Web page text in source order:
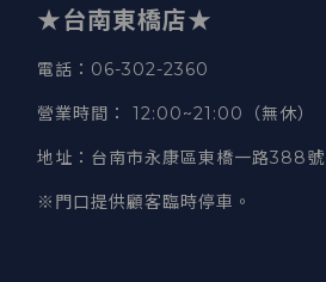
★台南東橋店★
電話 ：06-302-2360
營業時間 ： 12:00~21:00（無休）
地址 ：台南市永康區東橋一路388號
※門口提供顧客臨時停車。